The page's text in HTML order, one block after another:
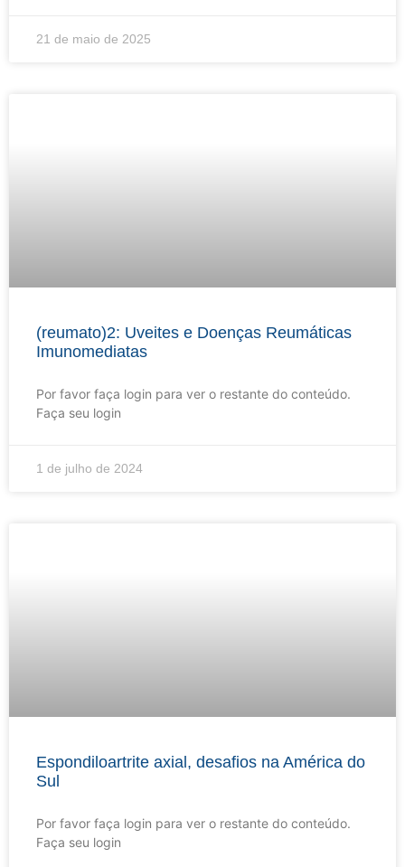
21 de maio de 2025
(reumato)2: Uveites e Doenças Reumáticas
Imunomediatas
Por favor faça login para ver o restante do conteúdo.
Faça seu login
1 de julho de 2024
Espondiloartrite axial, desafios na América do
Sul
Por favor faça login para ver o restante do conteúdo.
Faça seu login